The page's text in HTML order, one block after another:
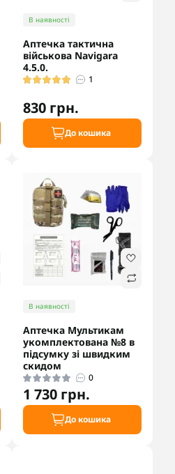
В наявності
Аптечка тактична
військова Navigara
4.5.0.
1
830 грн.
До кошика
В наявності
Аптечка Мультикам
укомплектована №8 в
підсумку зі швидким
скидом
0
1 730 грн.
До кошика